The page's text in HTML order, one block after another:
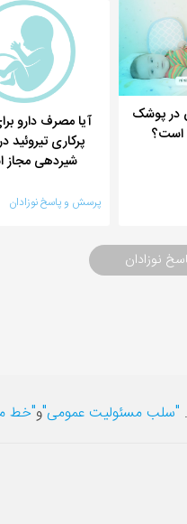
در پوشک
است؟
آیا مصرف دارو
پرکاری تیروئید
شیردهی
پرسش و پاسخ نوزادان
نوزادان
"سلب مسئولیت عمومی"و"خط